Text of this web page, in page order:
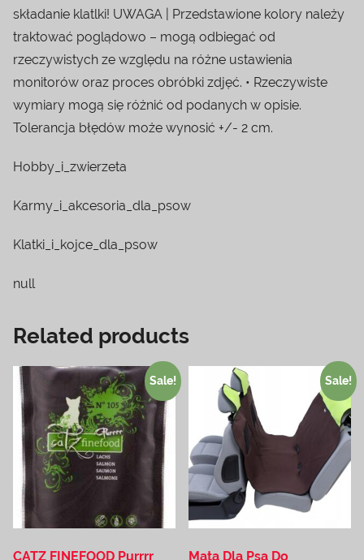
składanie klatlki! UWAGA | Przedstawione kolory należy
traktować poglądowo – mogą odbiegać od
rzeczywistych ze względu na różne ustawienia
monitorów oraz proces obróbki zdjęć. • Rzeczywiste
wymiary mogą się różnić od podanych w opisie.
Tolerancja błędów może wynosić +/- 2 cm.
Hobby_i_zwierzeta
Karmy_i_akcesoria_dla_psow
Klatki_i_kojce_dla_psow
null
Related products
Sale!
CATZ FINEFOOD Purrrr
Sale!
Mata Dla Psa Do